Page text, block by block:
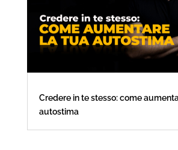
Credere in te stesso: come
autostima